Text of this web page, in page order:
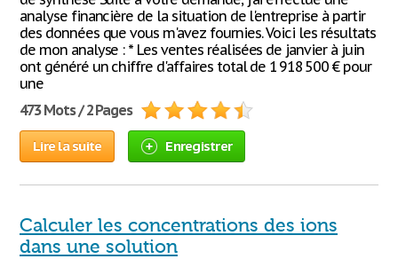
analyse financière de la situation de l'entreprise à partir
des données que vous m'avez fournies. Voici les résultats
de mon analyse : * Les ventes réalisées de janvier à juin
ont généré un chiffre d'affaires total de 1 918 500 € pour
une
473 Mots / 2 Pages
Lire la suite Enregistrer
Calculer les concentrations des ions
dans une solution